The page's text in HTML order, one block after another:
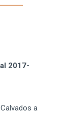
2017-
a